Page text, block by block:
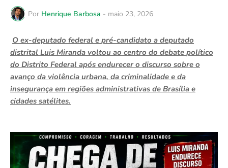
Por Henrique Barbosa - maio 23, 2026
O ex-deputado federal e pré-candidato a deputado
distrital Luis Miranda voltou ao centro do debate político
do Distrito Federal após endurecer o discurso sobre o
avanço da violência urbana, da criminalidade e da
insegurança em regiões administrativas de Brasília e
cidades satélites.